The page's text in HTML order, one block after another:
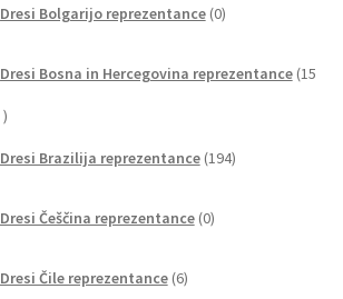
Dresi Bolgarijo reprezentance 0izdelkov
Dresi Bosna in Hercegovina reprezentance 15
15
Dresi Brazilija reprezentance 194izdelkov
Dresi Češčina reprezentance 0izdelkov
Dresi Čile reprezentance 6izdelkov